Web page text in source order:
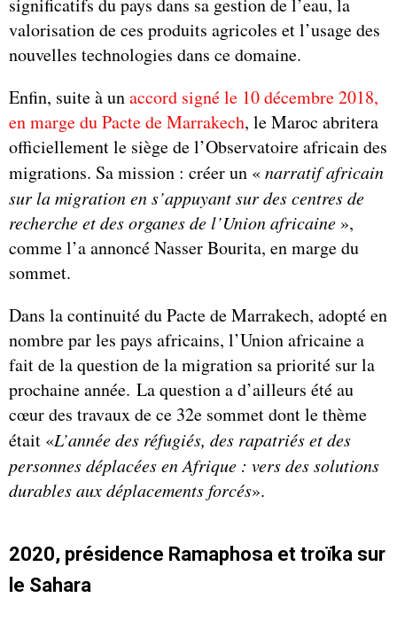
valorisation de ces produits agricoles et l’usage des
nouvelles technologies dans ce domaine.
Enfin, suite à unaccord signé le 10 décembre 2018,
en marge du Pacte de Marrakech, le Maroc abritera
officiellement le siège de l’Observatoire africain des
migrations. Sa mission : créer un «narratif africain
sur la migration en s’appuyant sur des centres de
recherche et des organes de l’Union africaine »,
comme l’a annoncé Nasser Bourita, en marge du
sommet.
Dans la continuité du Pacte de Marrakech, adopté en
nombre par les pays africains, l’Union africaine a
fait de la question de la migration sa priorité sur la
prochaine année. La question a d’ailleurs été au
cœur des travaux de ce 32e sommet dont le thème
était «L’année des réfugiés, des rapatriés et des
personnes déplacées en Afrique : vers des solutions
durables aux déplacements forcés».
2020, présidence Ramaphosa et troïka sur
le Sahara